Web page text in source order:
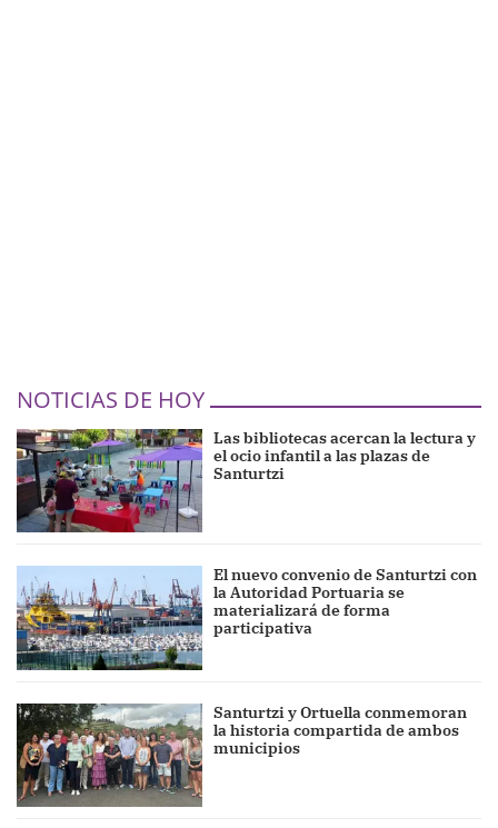
NOTICIAS DE HOY
Las bibliotecas acercan la lectura y
el ocio infantil a las plazas de
Santurtzi
El nuevo convenio de Santurtzi con
la Autoridad Portuaria se
materializará de forma
participativa
Santurtzi y Ortuella conmemoran
la historia compartida de ambos
municipios